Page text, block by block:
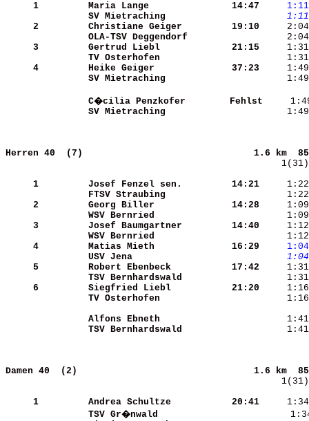
     1
Maria Lange
   14:47
    1:11
SV Mietraching
    1:11
     2
Christiane Geiger
   19:10
OLA-TSV Deggendorf
     3
Gertrud Liebl
   21:15
TV Osterhofen
     4
Heike Geiger
   37:23
SV Mietraching
C�cilia Penzkofer
  Fehlst
SV Mietraching
Herren 40  (7)
1.6
     1
Josef Fenzel sen.
   14:21
FTSV Straubing
     2
Georg Biller
   14:28
WSV Bernried
     3
Josef Baumgartner
   14:40
WSV Bernried
     4
Matias Mieth
   16:29
    1:04
USV Jena
    1:04
     5
Robert Ebenbeck
   17:42
TSV Bernhardswald
     6
Siegfried Liebl
   21:20
TV Osterhofen
Alfons Ebneth
TSV Bernhardswald
Damen 40  (2)
1.6
     1
Andrea Schultze
   20:41
TSV Gr�nwald